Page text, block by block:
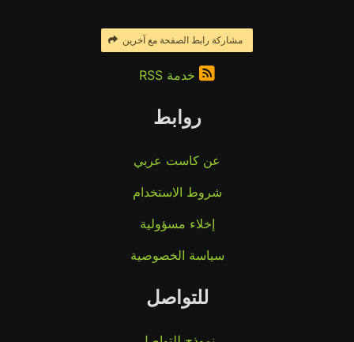
مشاركة رابط الصفحة مع آخرين
خدمة RSS
روابط
عن كاست عربي
شروط الاستخدام
إخلاء مسؤولية
سياسة الخصوصية
للتواصل